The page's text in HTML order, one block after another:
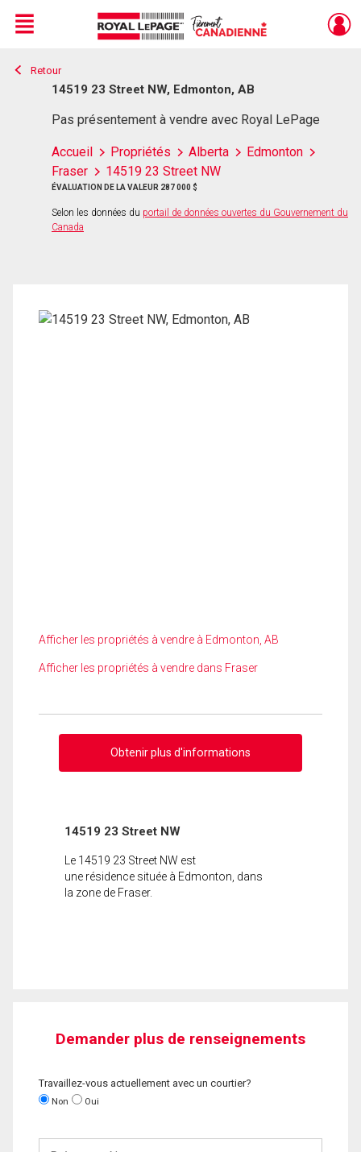
Live
En Direct
Menu
Retour
14519 23 Street NW, Edmonton, AB
Pas présentement à vendre avec Royal LePage
Accueil Propriétés Alberta
Edmonton
Fraser
14519 23 Street NW
ÉVALUATION DE LA VALEUR 287 000 $
Selon les données du portail de données ouvertes du Gouvernement du
Canada
Afficher les propriétés à vendre à Edmonton, AB
Afficher les propriétés à vendre dans Fraser
Obtenir plus d'informations
14519 23 Street NW
Le 14519 23 Street NW est
une résidence située à Edmonton, dans
la zone de Fraser.
Demander plus de renseignements
Travaillez-vous actuellement avec un courtier?
Non Oui